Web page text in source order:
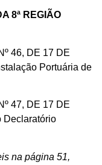
8ª REGIÃO
46, DE 17 DE
Portuária de
47, DE 17 DE
Declaratório
na página 51,